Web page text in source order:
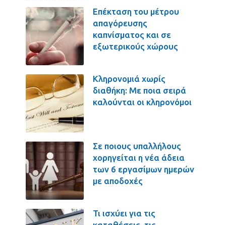
Επέκταση του μέτρου
απαγόρευσης
καπνίσματος και σε
εξωτερικούς χώρους
Κληρονομιά χωρίς
διαθήκη: Με ποια σειρά
καλούνται οι κληρονόμοι
Σε ποιους υπαλλήλους
χορηγείται η νέα άδεια
των 6 εργασίμων ημερών
με αποδοχές
Τι ισχύει για τις